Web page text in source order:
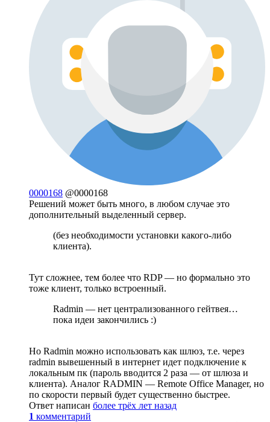
0000168 @0000168
Решений может быть много, в любом случае это
дополнительный выделенный сервер.
(без необходимости установки какого-либо
клиента).
Тут сложнее, тем более что RDP — но формально это
тоже клиент, только встроенный.
Radmin — нет централизованного гейтвея…
пока идеи закончились :)
Но Radmin можно использовать как шлюз, т.е. через
radmin вывешенный в интернет идет подключение к
локальным пк (пароль вводится 2 раза — от шлюза и
клиента). Аналог RADMIN — Remote Office Manager, но
по скорости первый будет существенно быстрее.
Ответ написан более трёх лет назад
1 комментарий